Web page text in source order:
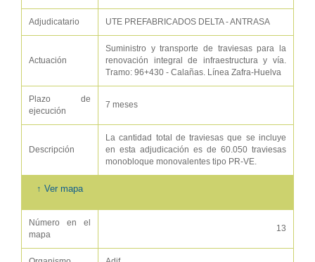
Adjudicatario UTE PREFABRICADOS DELTA - ANTRASA
Actuación
Suministro y transporte de traviesas para la
renovación integral de infraestructura y vía.
Tramo: 96+430 - Calañas. Línea Zafra-Huelva
Plazo de
ejecución
7 meses
Descripción
La cantidad total de traviesas que se incluye
en esta adjudicación es de 60.050 traviesas
monobloque monovalentes tipo PR-VE.
↑ Ver mapa
Número en el
mapa
13